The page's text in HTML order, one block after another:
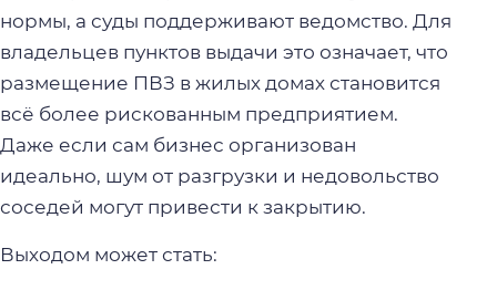
нормы, а суды поддерживают ведомство. Для
владельцев пунктов выдачи это означает, что
размещение ПВЗ в жилых домах становится
всё более рискованным предприятием.
Даже если сам бизнес организован
идеально, шум от разгрузки и недовольство
соседей могут привести к закрытию.
Выходом может стать: